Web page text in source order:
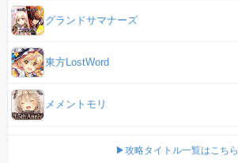
グランドサマナーズ
東方LostWord
メメントモリ
▶攻略タイトル一覧はこちら